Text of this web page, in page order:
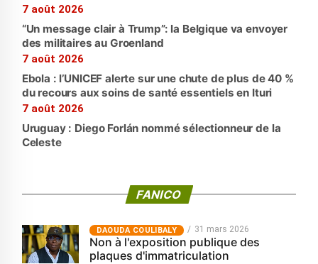
7 août 2026
“Un message clair à Trump”: la Belgique va envoyer
des militaires au Groenland
7 août 2026
Ebola : l’UNICEF alerte sur une chute de plus de 40 %
du recours aux soins de santé essentiels en Ituri
7 août 2026
Uruguay : Diego Forlán nommé sélectionneur de la
Celeste
FANICO
‎DAOUDA COULIBALY 31 mars 2026
Non à l'exposition publique des
plaques d'immatriculation